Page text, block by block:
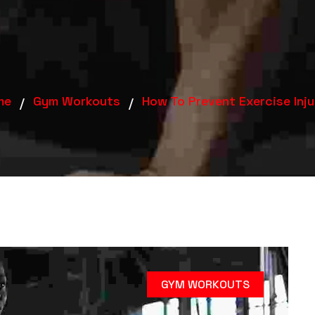
Gym Workouts How To Prevent Exercise
GYM WORKOUTS